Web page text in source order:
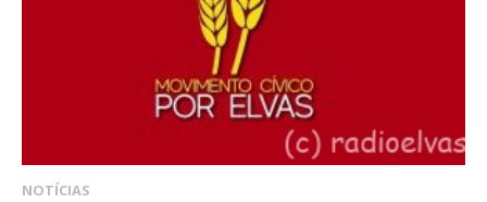
NOTÍCIAS